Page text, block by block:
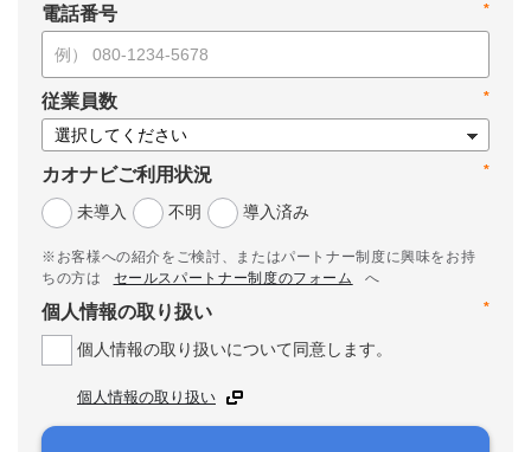
*
電話番号
*
従業員数
*
カオナビご利用状況
未導入
不明 導入済み
※お客様への紹介をご検討、またはパートナー制度に興味をお持
ちの方は
セールスパートナー制度のフォーム
へ
*
個人情報の取り扱い
個人情報の取り扱いについて同意します。
個人情報の取り扱い